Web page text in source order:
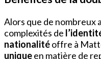
Alors que de nombreux
complexités de
nationalitéoffre à
uniqueen matière de